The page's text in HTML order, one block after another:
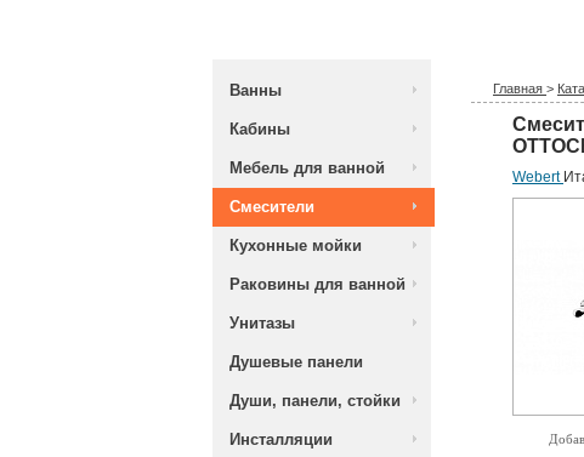
Ванны
Кабины
Мебель для ванной
Смесители
Кухонные мойки
Раковины для ванной
Унитазы
Душевые панели
Души, панели, стойки
Инсталляции
Главная >
Webert